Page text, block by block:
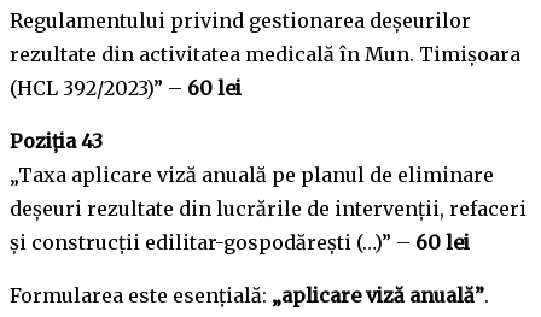
Regulamentului privind gestionarea deșeurilor
rezultate din activitatea medicală în Mun. Timișoara
(HCL 392/2023)” – 60 lei
Poziția 43
„Taxa aplicare viză anuală pe planul de eliminare
deșeuri rezultate din lucrările de intervenții, refaceri
și construcții edilitar-gospodărești (…)” – 60 lei
Formularea este esențială: „aplicare viză anuală”.